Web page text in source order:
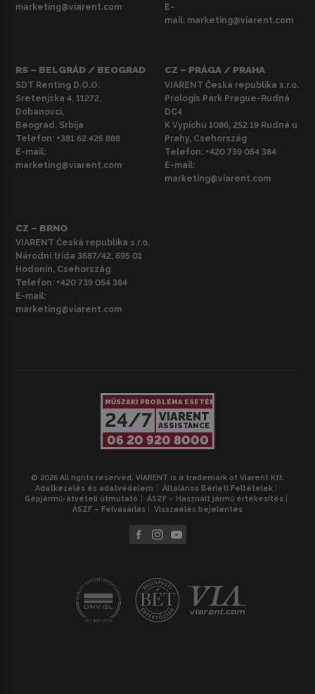
marketing@viarent.com
E-
mail: marketing@viarent.com
RS – BELGRÁD / BEOGRAD
SDT Renting D.O.O.
Sretenjska 4, 11272,
Dobanovci,
Beograd, Srbija
Telefon: +381 62 425 888
E-mail:
marketing@viarent.com
CZ – PRÁGA / PRAHA
VIARENT Česká republika s.r.o.
Prologis Park Prague-Rudná
DC4
K Vypichu 1086, 252 19 Rudná u
Prahy, Csehország
Telefon: +420 739 054 384
E-mail:
marketing@viarent.com
CZ – BRNO
VIARENT Česká republika s.r.o.
Národní třída 3687/42, 695 01
Hodonín, Csehország
Telefon: +420 739 054 384
E-mail:
marketing@viarent.com
MŰSZAKI PROBLÉMA ESETÉN
24/7 VIARENT
ASSISTANCE
06 20 920 8000
© 2026 All rights reserved. VIARENT is a trademark of Viarent Kft.
Adatkezelés és adatvédelem
Általános Bérleti Feltételek
Gépjármű-átvételi útmutató
ÁSZF – Használt jármű értékesítés
ÁSZF – Felvásárlás
Visszaélés bejelentés